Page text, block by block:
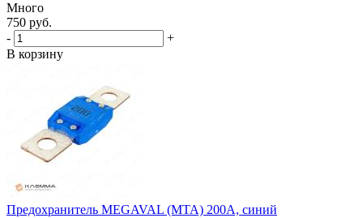
Много
750 руб.
-
+
В корзину
Предохранитель MEGAVAL (MTA) 200А, синий